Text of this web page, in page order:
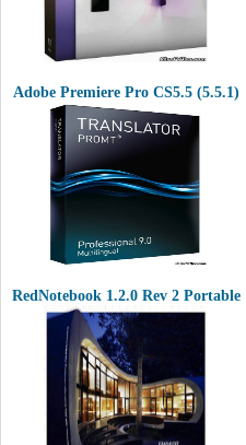
Adobe Premiere Pro CS5.5 (5.5.1)
RedNotebook 1.2.0 Rev 2 Portable